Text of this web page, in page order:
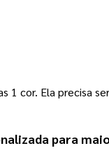
1 cor. Ela precisa
para